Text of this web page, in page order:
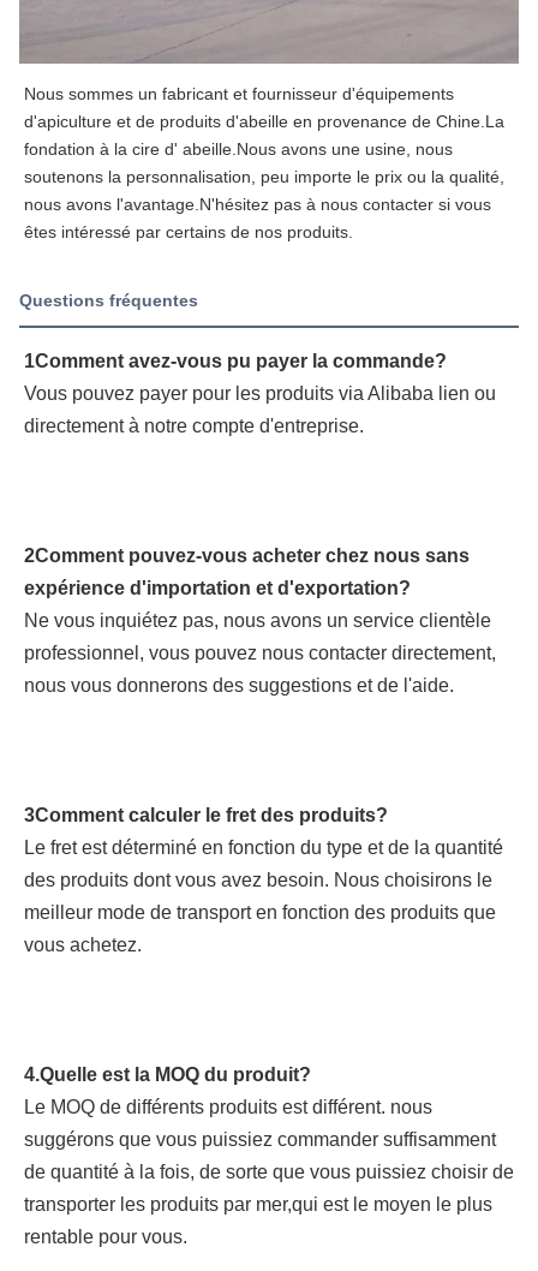
Nous sommes un fabricant et fournisseur d'équipements
d'apiculture et de produits d'abeille en provenance de Chine.La
fondation à la cire d' abeille.Nous avons une usine, nous
soutenons la personnalisation, peu importe le prix ou la qualité,
nous avons l'avantage.N'hésitez pas à nous contacter si vous
êtes intéressé par certains de nos produits.
Questions fréquentes
1Comment avez-vous pu payer la commande?
Vous pouvez payer pour les produits via Alibaba lien ou
directement à notre compte d'entreprise.
2Comment pouvez-vous acheter chez nous sans
expérience d'importation et d'exportation?
Ne vous inquiétez pas, nous avons un service clientèle
professionnel, vous pouvez nous contacter directement,
nous vous donnerons des suggestions et de l'aide.
3Comment calculer le fret des produits?
Le fret est déterminé en fonction du type et de la quantité
des produits dont vous avez besoin. Nous choisirons le
meilleur mode de transport en fonction des produits que
vous achetez.
4.Quelle est la MOQ du produit?
Le MOQ de différents produits est différent. nous
suggérons que vous puissiez commander suffisamment
de quantité à la fois, de sorte que vous puissiez choisir de
transporter les produits par mer,qui est le moyen le plus
rentable pour vous.